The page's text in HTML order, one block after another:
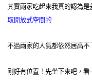
其實兩家吃起來我真的認為是
取開放式空間的
不過兩家的人氣都依然居高不
剛好有位置！先坐下來吧，看